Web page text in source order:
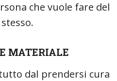
che vuole fare del
MATERIALE
dal prendersi cura